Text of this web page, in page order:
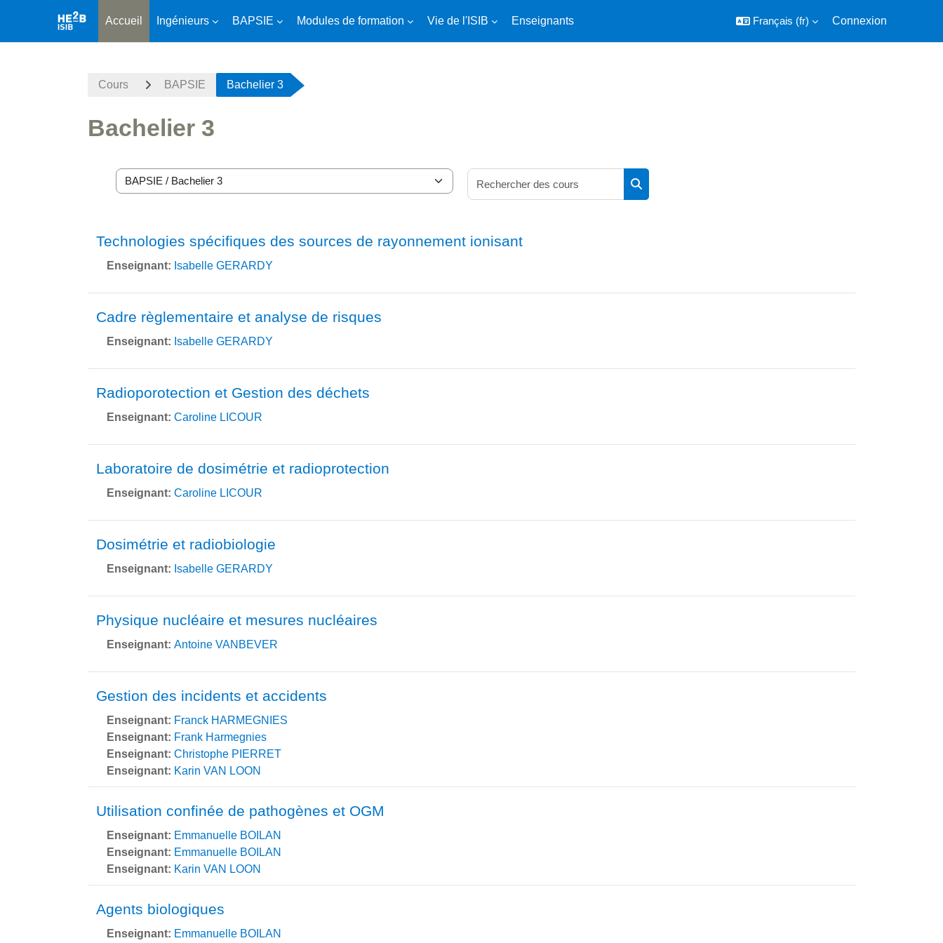
Accueil Ingénieurs BAPSIE Modules de formation Vie de l'ISIB Enseignants Français ‎(fr)‎ Connexion
Cours BAPSIE Bachelier 3
Bachelier 3
Catégories de cours
Rechercher des cours
Technologies spécifiques des sources de rayonnement ionisant
Enseignant: Isabelle GERARDY
Cadre règlementaire et analyse de risques
Enseignant: Isabelle GERARDY
Radioporotection et Gestion des déchets
Enseignant: Caroline LICOUR
Laboratoire de dosimétrie et radioprotection
Enseignant: Caroline LICOUR
Dosimétrie et radiobiologie
Enseignant: Isabelle GERARDY
Physique nucléaire et mesures nucléaires
Enseignant: Antoine VANBEVER
Gestion des incidents et accidents
Enseignant: Franck HARMEGNIES
Enseignant: Frank Harmegnies
Enseignant: Christophe PIERRET
Enseignant: Karin VAN LOON
Utilisation confinée de pathogènes et OGM
Enseignant: Emmanuelle BOILAN
Enseignant: Emmanuelle BOILAN
Enseignant: Karin VAN LOON
Agents biologiques
Enseignant: Emmanuelle BOILAN